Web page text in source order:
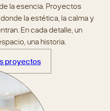
la esencia. Proyectos
la estética, la calma y
En cada detalle, un
una historia.
proyectos